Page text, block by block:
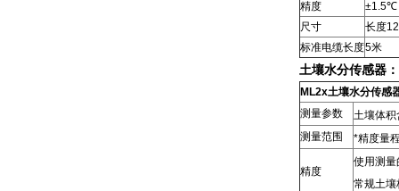
精度
±1.5℃
尺寸
长度
标准电缆长度5米
土壤水分传感器：
ML2x土壤水分传感
测量参数
土壤体
测量范围
*精度量
精度
使用测
常规土